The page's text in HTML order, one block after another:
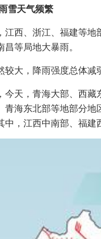
雪天气频繁
江西、浙江、福建等
等局地大暴雨。
大，降雨强度总体
天，青海大部、西
海东北部等地部分
，江西中南部、福建